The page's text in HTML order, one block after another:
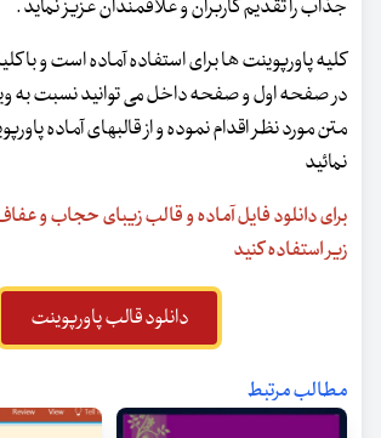
جذاب را تقدیم کاربران و علاقمندان عزیز نماید .
کلیه پاورپوینت ها برای استفاده آماده است و با
در صفحه اول و صفحه داخل می توانید نسبت به
متن مورد نظر اقدام نموده و از قالبهای آماده
نمائید
برای دانلود فایل آماده و قالب زیبای حجاب و
زیر استفاده کنید
دانلود قالب پاورپوینت
مطالب مرتبط